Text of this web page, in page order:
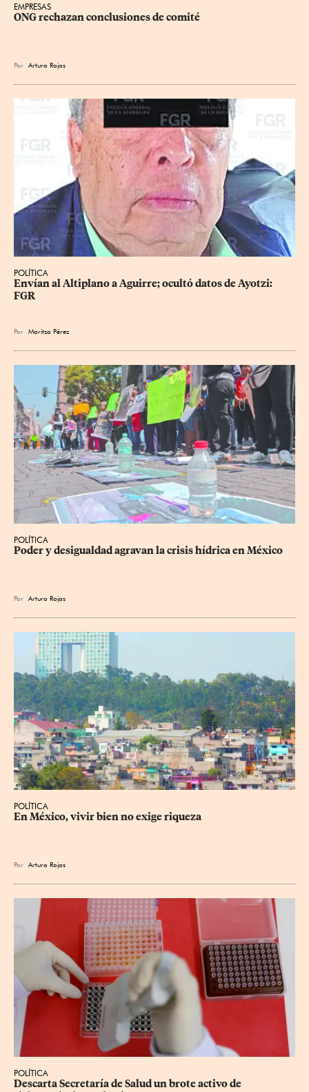
EMPRESAS
ONG rechazan conclusiones de comité
Por Arturo Rojas
POLÍTICA
Envían al Altiplano a Aguirre; ocultó datos de Ayotzi:
FGR
Por Maritza Pérez
POLÍTICA
Poder y desigualdad agravan la crisis hídrica en México
Por Arturo Rojas
POLÍTICA
En México, vivir bien no exige riqueza
Por Arturo Rojas
POLÍTICA
Descarta Secretaría de Salud un brote activo de